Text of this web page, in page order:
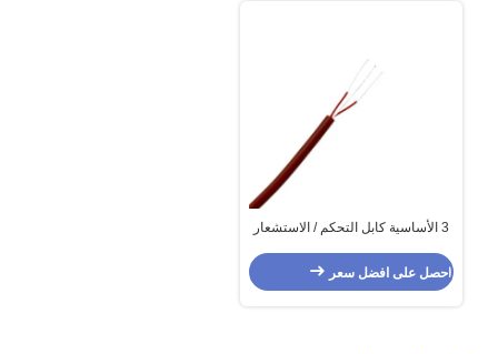
3 الأساسية كابل التحكم / الاستشعار
ومغلف بالسيليكون
احصل على افضل سعر